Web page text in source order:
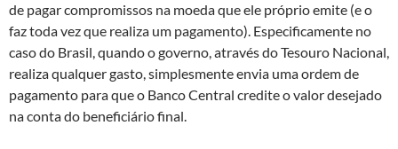
de pagar compromissos na moeda que ele próprio emite (e o
faz toda vez que realiza um pagamento). Especificamente no
caso do Brasil, quando o governo, através do Tesouro Nacional,
realiza qualquer gasto, simplesmente envia uma ordem de
pagamento para que o Banco Central credite o valor desejado
na conta do beneficiário final.